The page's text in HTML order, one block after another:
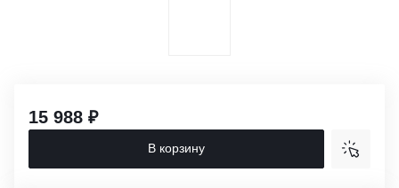
15 988 ₽
В корзину